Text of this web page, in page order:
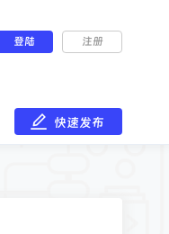
登陆 注册
快速发布